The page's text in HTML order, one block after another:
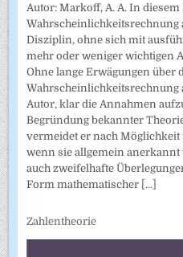
Autor: Markoff, A. A. In
Wahrscheinlichkeitsrechnung
Disziplin, ohne sich mit
mehr oder weniger wichtigen
Ohne lange Erwägungen über
Wahrscheinlich­keitsrechnung
Autor, klar die Annahmen
Begründung bekannter
vermeidet er nach
wenn sie allgemein
auch zweifel­hafte
Form mathematischer [...]
Zahlentheorie